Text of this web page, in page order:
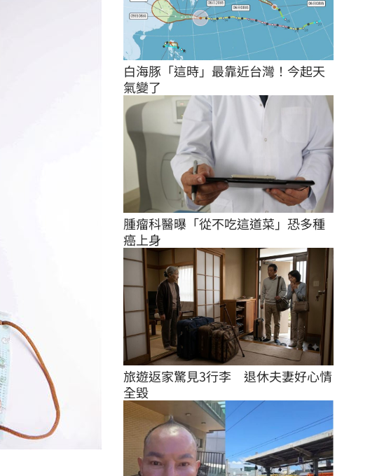
白海豚「這時」最靠近台灣！今起天
氣變了
腫瘤科醫曝「從不吃這道菜」恐多種
癌上身
旅遊返家驚見3行李　退休夫妻好心情
全毀